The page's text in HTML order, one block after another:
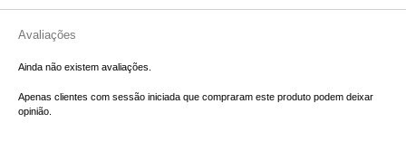
Avaliações
Ainda não existem avaliações.
Apenas clientes com sessão iniciada que compraram este produto podem deixar
opinião.